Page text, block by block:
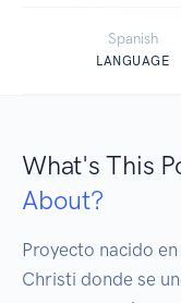
Spanish
LANGUAGE
What's This
About?
Proyecto nacido
Christi donde se